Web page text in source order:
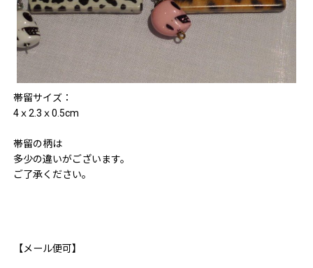
帯留サイズ：
4ｘ2.3ｘ0.5cm
帯留の柄は
多少の違いがございます。
ご了承ください。
【メール便可】